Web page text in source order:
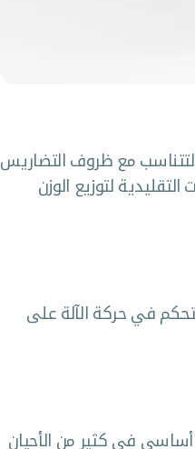
مع ظروف التضاريس
لتوزيع الوزن
في حركة الآلة على
أساسي في كثير من الأحيان